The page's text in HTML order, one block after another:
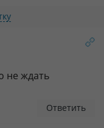
не ждать
Ответить